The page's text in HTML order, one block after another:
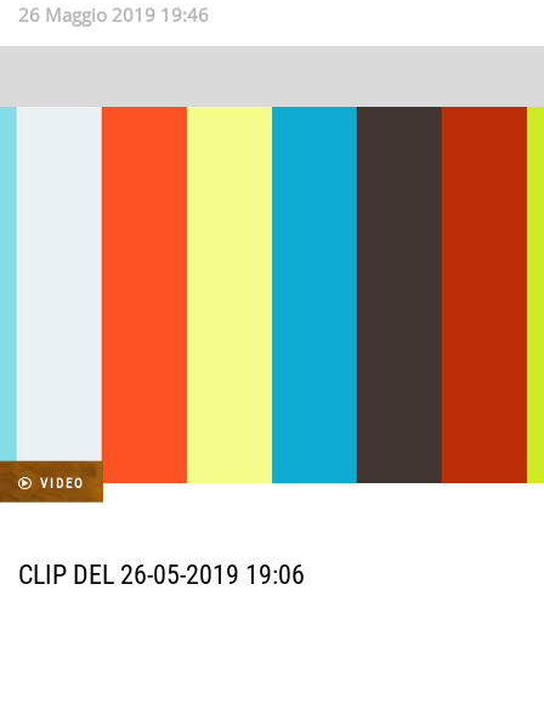
26 Maggio 2019 19:46
VIDEO
CLIP DEL 26-05-2019 19:06